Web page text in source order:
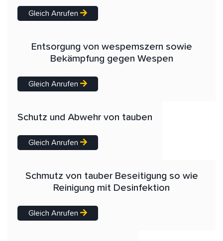
Gleich Anrufen
Entsorgung von wespemszern sowie
Bekämpfung gegen Wespen
Gleich Anrufen
Schutz und Abwehr von tauben
Gleich Anrufen
Schmutz von tauber Beseitigung so wie
Reinigung mit Desinfektion
Gleich Anrufen